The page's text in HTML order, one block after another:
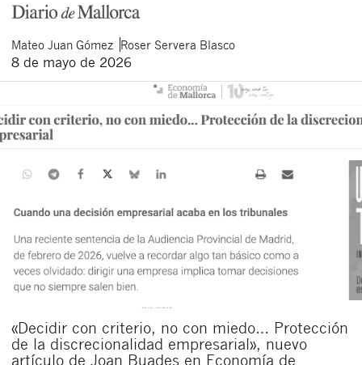
Mateo Juan Gómez Roser Servera Blasco
8 de mayo de 2026
«Decidir con criterio, no con miedo… Protección
de la discrecionalidad empresarial», nuevo
artículo de Joan Buades en Economía de